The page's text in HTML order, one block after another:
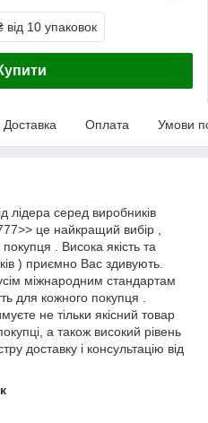
від 10 упаковок
Доставка Оплата Умови
лідера серед виробників
це найкращий вибір ,
. Висока якість та
) приємно Вас здивують.
міжнародним стандартам
для кожного покупця .
не тільки якісний товар
а також високий рівень
доставку і консультацію від